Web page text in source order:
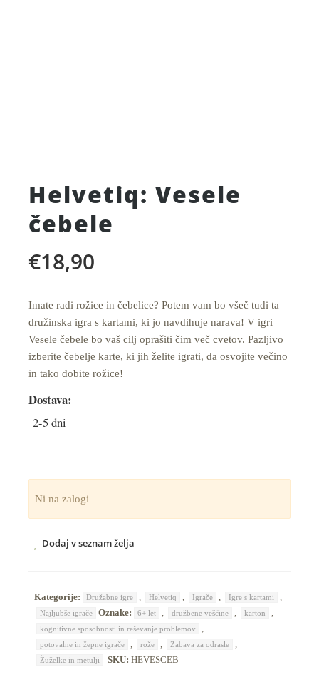
Helvetiq: Vesele
čebele
€18,90
Imate radi rožice in čebelice? Potem vam bo všeč tudi ta
družinska igra s kartami, ki jo navdihuje narava! V igri
Vesele čebele bo vaš cilj oprašiti čim več cvetov. Pazljivo
izberite čebelje karte, ki jih želite igrati, da osvojite večino
in tako dobite rožice!
Dostava:
2-5 dni
Ni na zalogi
Dodaj v seznam želja
Kategorije: Družabne igre Helvetiq Igrače Igre s kartami
Najljubše igrače Oznake: 6+ let družbene veščine karton
kognitivne sposobnosti in reševanje problemov
potovalne in žepne igrače rože Zabava za odrasle
Žuželke in metulji SKU: HEVESCEB